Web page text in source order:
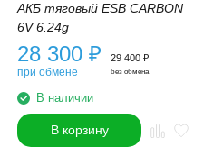
АКБ тяговый ESB CARBON
6V 6.24g
28 300 ₽
при обмене
29 400 ₽
без обмена
В наличии
В корзину